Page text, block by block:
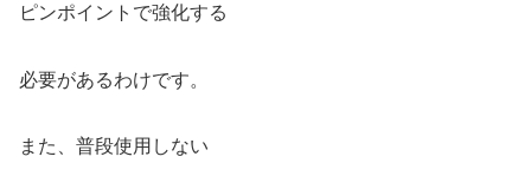
ピンポイントで強化する
必要があるわけです。
また、普段使用しない